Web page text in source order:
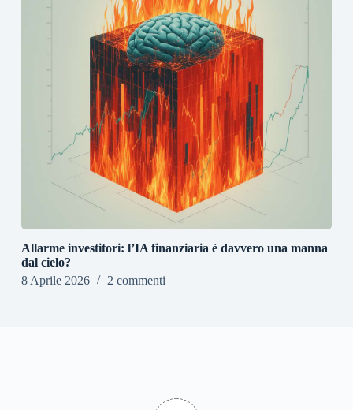
Allarme investitori: l’IA finanziaria è davvero una manna
dal cielo?
8 Aprile 2026
2 commenti